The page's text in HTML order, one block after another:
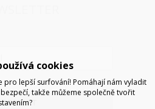
ODESLAT
cookies
pro lepší surfování! Pomáhají nám vyladit
takže můžeme společně tvořit